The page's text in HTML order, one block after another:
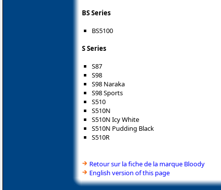
BS Series
BS5100
S Series
S87
S98
S98 Naraka
S98 Sports
S510
S510N
S510N Icy White
S510N Pudding Black
S510R
Retour sur la fiche de la marque Bloody
English version of this page